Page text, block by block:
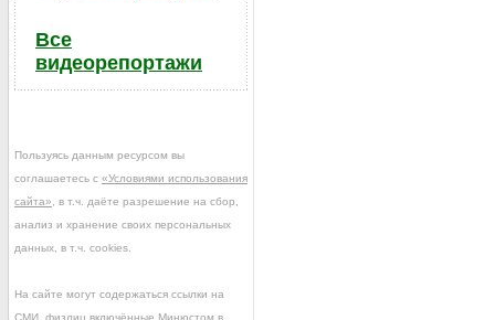
Все
видеорепортажи
Пользуясь данным ресурсом вы
соглашаетесь с «Условиями использования
сайта» , в т.ч. даёте разрешение на сбор,
анализ и хранение своих персональных
данных, в т.ч. cookies.
На сайте могут содержаться ссылки на
СМИ, физлиц включённые Минюстом в